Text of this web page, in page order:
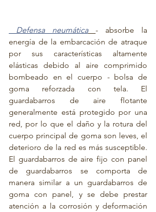
Defensa neumática
- absorbe la
energía de la embarcación de atraque
por sus características altamente
elásticas debido al aire comprimido
bombeado en el cuerpo - bolsa de
goma reforzada con tela. El
guardabarros de aire flotante
generalmente está protegido por una
red, por lo que el daño y la rotura del
cuerpo principal de goma son leves, el
deterioro de la red es más susceptible.
El guardabarros de aire fijo con panel
de guardabarros se comporta de
manera similar a un guardabarros de
goma con panel, y se debe prestar
atención a la corrosión y deformación